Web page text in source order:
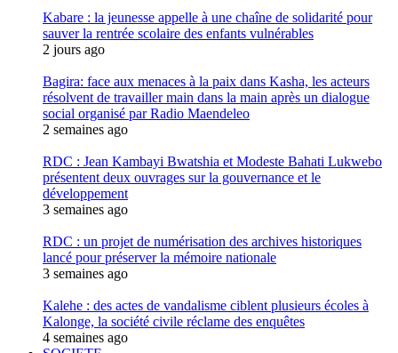
Kabare : la jeunesse appelle à une chaîne de solidarité pour
sauver la rentrée scolaire des enfants vulnérables
2 jours ago
Bagira: face aux menaces à la paix dans Kasha, les acteurs
résolvent de travailler main dans la main après un dialogue
social organisé par Radio Maendeleo
2 semaines ago
RDC : Jean Kambayi Bwatshia et Modeste Bahati Lukwebo
présentent deux ouvrages sur la gouvernance et le
développement
3 semaines ago
RDC : un projet de numérisation des archives historiques
lancé pour préserver la mémoire nationale
3 semaines ago
Kalehe : des actes de vandalisme ciblent plusieurs écoles à
Kalonge, la société civile réclame des enquêtes
4 semaines ago